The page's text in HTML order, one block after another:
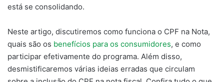
está se consolidando.
Neste artigo, discutiremos como funciona o CPF na Nota,
quais são os benefícios para os consumidores, e como
participar efetivamente do programa. Além disso,
desmistificaremos várias ideias erradas que circulam